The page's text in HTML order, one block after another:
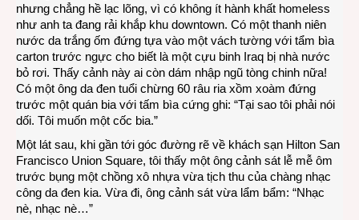
nhưng chẳng hề lạc lõng, vì có không ít hành khất homeless
như anh ta đang rải khắp khu downtown. Có một thanh niên
nước da trắng ốm đứng tựa vào một vách tường với tẩm bìa
carton trước ngực cho biết là một cựu binh Iraq bị nhà nước
bỏ rơi. Thấy cảnh này ai còn dám nhập ngũ tòng chinh nữa!
Có một ông da đen tuổi chừng 60 râu ria xồm xoàm đứng
trước một quán bia với tấm bìa cứng ghi: “Tại sao tôi phải nói
dối. Tôi muốn một cốc bia.”
Một lát sau, khi gần tới góc đường rẽ về khách sạn Hilton San
Francisco Union Square, tôi thấy một ông cảnh sát lễ mễ ôm
trước bụng một chồng xô nhựa vừa tịch thu của chàng nhạc
công da đen kia. Vừa đi, ông cảnh sát vừa lẩm bẩm: “Nhạc
nè, nhạc nè…”